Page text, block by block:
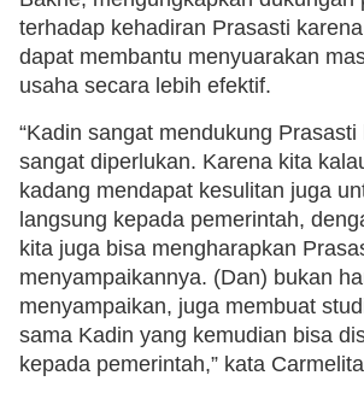
terhadap kehadiran Prasasti
dapat membantu menyuarakan
usaha secara lebih efektif.
“Kadin sangat mendukung Prasasti
sangat diperlukan. Karena kita
kadang mendapat kesulitan juga
langsung kepada pemerintah,
kita juga bisa mengharapkan
menyampaikannya. (Dan) bukan
menyampaikan, juga membuat
sama Kadin yang kemudian bisa
kepada pemerintah,” kata